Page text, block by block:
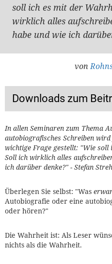
soll ich es mit der
wirklich alles
habe und wie ich
von
Downloads zum
In allen Seminaren zum Thema
autobiografisches Schreiben
wichtige Frage gestellt: "Wie
Soll ich wirklich alles
ich darüber denke?" - Stefan
Überlegen Sie selbst: "Was
Autobiografie oder eine
oder hören?"
Die Wahrheit ist: Als Leser
nichts als die Wahrheit.